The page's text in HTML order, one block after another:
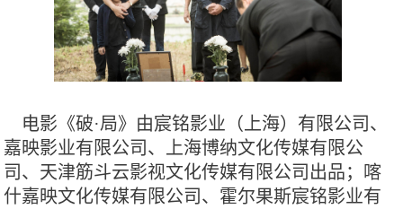
电影《破·局》由宸铭影业（上海）有限公司、
嘉映影业有限公司、上海博纳文化传媒有限公
司、天津筋斗云影视文化传媒有限公司出品；喀
什嘉映文化传媒有限公司、霍尔果斯宸铭影业有